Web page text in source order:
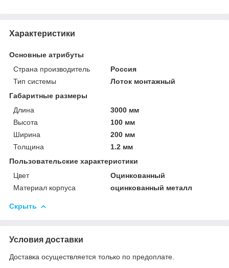
Характеристики
Основные атрибуты
Страна производитель
Россия
Тип системы
Лоток монтажный
Габаритные размеры
Длина
3000 мм
Высота
100 мм
Ширина
200 мм
Толщина
1.2 мм
Пользовательские характеристики
Цвет
Оцинкованный
Материал корпуса
оцинкованный металл
Скрыть
Условия доставки
Доставка осуществляется только по предоплате.